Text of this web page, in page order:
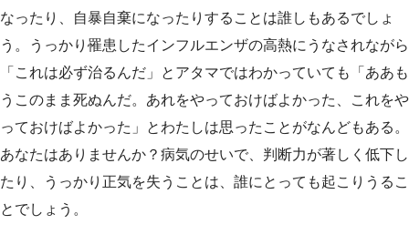
なったり、自暴自棄になったりすることは誰しもあるでしょ
う。うっかり罹患したインフルエンザの高熱にうなされながら
「これは必ず治るんだ」とアタマではわかっていても「ああも
うこのまま死ぬんだ。あれをやっておけばよかった、これをや
っておけばよかった」とわたしは思ったことがなんどもある。
あなたはありませんか？病気のせいで、判断力が著しく低下し
たり、うっかり正気を失うことは、誰にとっても起こりうるこ
とでしょう。